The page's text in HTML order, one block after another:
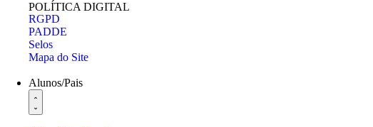
POLÍTICA DIGITAL
RGPD
PADDE
Selos
Mapa do Site
Alunos/Pais